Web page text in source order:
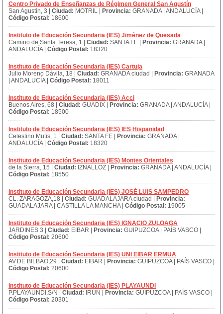
Centro Privado de Enseñanzas de Régimen General San Agustín
San Agustín, 3 | Ciudad: MOTRIL | Provincia: GRANADA | ANDALUCÍA |
Código Postal: 18600
Instituto de Educación Secundaria (IES) Jiménez de Quesada
Camino de Santa Teresa, 1 | Ciudad: SANTA FE | Provincia: GRANADA |
ANDALUCÍA | Código Postal: 18320
Instituto de Educación Secundaria (IES) Cartuja
Julio Moreno Dávila, 18 | Ciudad: GRANADA ciudad | Provincia: GRANADA
| ANDALUCÍA | Código Postal: 18011
Instituto de Educación Secundaria (IES) Acci
Buenos Aires, 68 | Ciudad: GUADIX | Provincia: GRANADA | ANDALUCÍA |
Código Postal: 18500
Instituto de Educación Secundaria (IES) IES Hispanidad
Celestino Mutis, 1 | Ciudad: SANTA FE | Provincia: GRANADA |
ANDALUCÍA | Código Postal: 18320
Instituto de Educación Secundaria (IES) Montes Orientales
de la Sierra, 15 | Ciudad: IZNALLOZ | Provincia: GRANADA | ANDALUCÍA |
Código Postal: 18550
Instituto de Educación Secundaria (IES) JOSÉ LUIS SAMPEDRO
CL. ZARAGOZA,18 | Ciudad: GUADALAJARA ciudad |
Provincia:
GUADALAJARA | CASTILLA LA MANCHA | Código Postal: 19005
Instituto de Educación Secundaria (IES) IGNACIO ZULOAGA
JARDINES 3 | Ciudad: EIBAR | Provincia: GUIPUZCOA | PAÍS VASCO |
Código Postal: 20600
Instituto de Educación Secundaria (IES) UNI EIBAR ERMUA
AV.DE BILBAO,29 | Ciudad: EIBAR | Provincia: GUIPUZCOA | PAÍS VASCO |
Código Postal: 20600
Instituto de Educación Secundaria (IES) PLAYAUNDI
P.PLAYAUNDI,S/N | Ciudad: IRUN | Provincia: GUIPUZCOA | PAÍS VASCO |
Código Postal: 20301